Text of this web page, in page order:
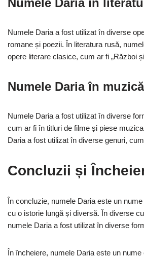
Numele Daria în
Numele Daria a fost utilizat în diverse
romane și poezii. În literatura rusă,
opere literare clasice, cum ar fi „Război
Numele Daria în
Numele Daria a fost utilizat în diverse
cum ar fi în titluri de filme și piese
Daria a fost utilizat în diverse genuri,
Concluzii și
În concluzie, numele Daria este un
cu o istorie lungă și diversă. În diverse
numele Daria a fost utilizat în diverse
În încheiere, numele Daria este un